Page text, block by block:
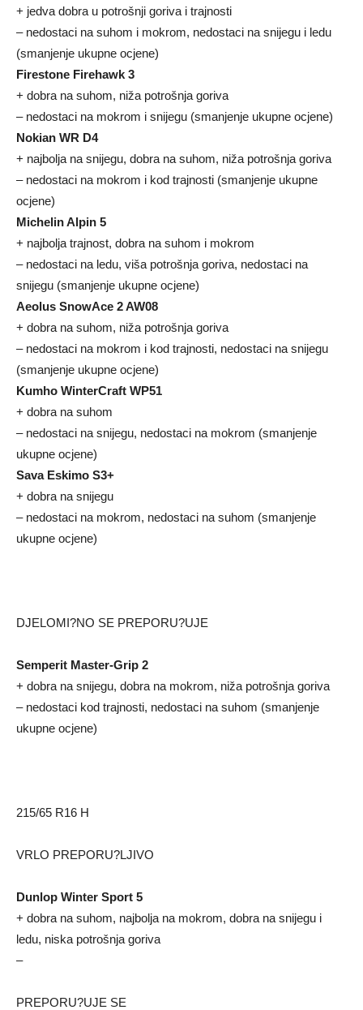
+ jedva dobra u potrošnji goriva i trajnosti
– nedostaci na suhom i mokrom, nedostaci na snijegu i ledu
(smanjenje ukupne ocjene)
Firestone Firehawk 3
+ dobra na suhom, niža potrošnja goriva
– nedostaci na mokrom i snijegu (smanjenje ukupne ocjene)
Nokian WR D4
+ najbolja na snijegu, dobra na suhom, niža potrošnja goriva
– nedostaci na mokrom i kod trajnosti (smanjenje ukupne
ocjene)
Michelin Alpin 5
+ najbolja trajnost, dobra na suhom i mokrom
– nedostaci na ledu, viša potrošnja goriva, nedostaci na
snijegu (smanjenje ukupne ocjene)
Aeolus SnowAce 2 AW08
+ dobra na suhom, niža potrošnja goriva
– nedostaci na mokrom i kod trajnosti, nedostaci na snijegu
(smanjenje ukupne ocjene)
Kumho WinterCraft WP51
+ dobra na suhom
– nedostaci na snijegu, nedostaci na mokrom (smanjenje
ukupne ocjene)
Sava Eskimo S3+
+ dobra na snijegu
– nedostaci na mokrom, nedostaci na suhom (smanjenje
ukupne ocjene)
DJELOMI?NO SE PREPORU?UJE
Semperit Master-Grip 2
+ dobra na snijegu, dobra na mokrom, niža potrošnja goriva
– nedostaci kod trajnosti, nedostaci na suhom (smanjenje
ukupne ocjene)
215/65 R16 H
VRLO PREPORU?LJIVO
Dunlop Winter Sport 5
+ dobra na suhom, najbolja na mokrom, dobra na snijegu i
ledu, niska potrošnja goriva
–
PREPORU?UJE SE